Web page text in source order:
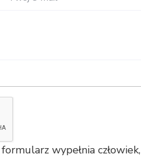
wypełnia człowiek,